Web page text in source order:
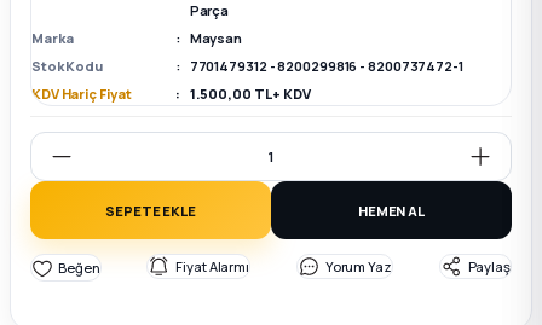
Parça
Sedan
Parça
Marka
Maysan
Stok Kodu
7701479312 - 8200299816 - 8200737472-1
KDV Hariç Fiyat
1.500,00 TL + KDV
SEPETE EKLE HEMEN AL
Fiyat Alarmı Yorum Yaz Paylaş